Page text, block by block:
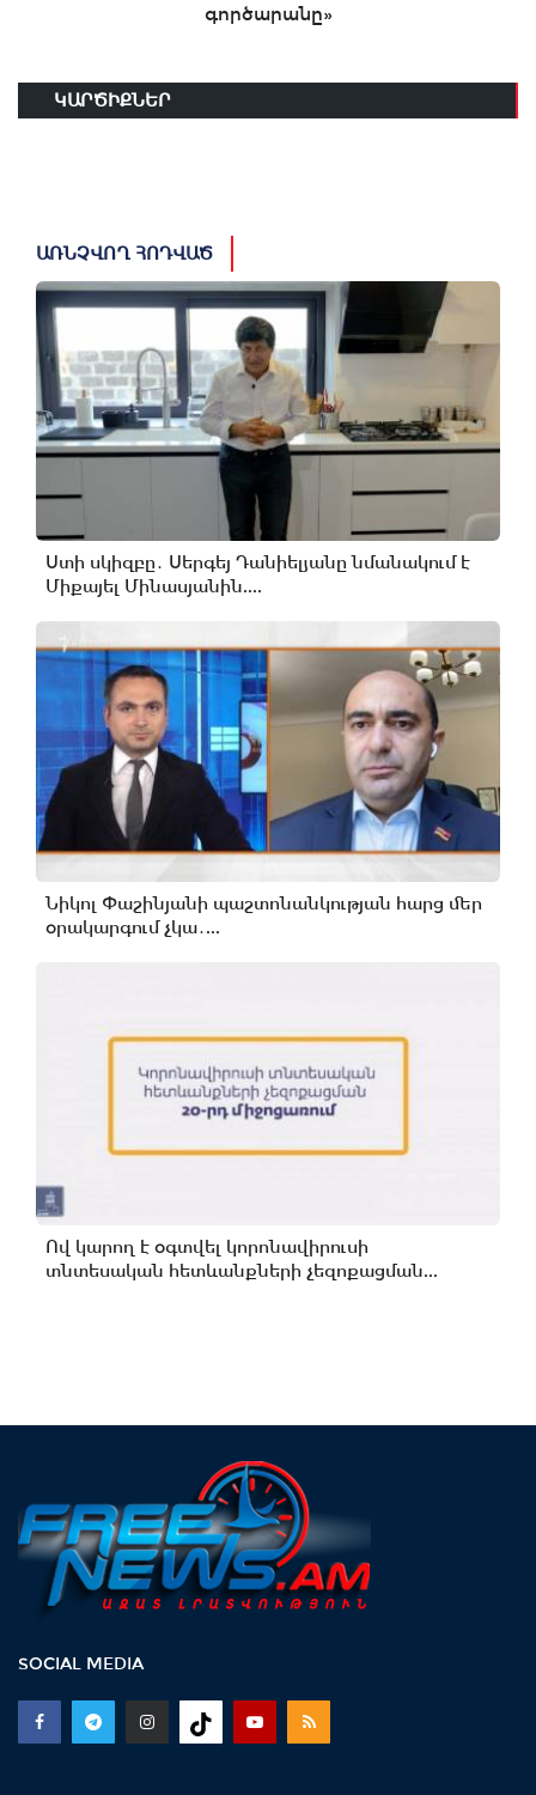
գործարանը»
ԿԱՐԾԻՔՆԵՐ
ԱՌՆՉՎՈՂ ՀՈԴՎԱԾ
Ստի սկիզբը․ Սերգեյ Դանիելյանը նմանակում է
Միքայել Մինասյանին....
Նիկոլ Փաշինյանի պաշտոնանկության հարց մեր
օրակարգում չկա․...
Ով կարող է օգտվել կորոնավիրուսի
տնտեսական հետևանքների չեզոքացման...
SOCIAL MEDIA